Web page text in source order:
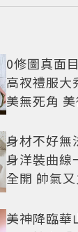
0修圖真面
高衩禮服大
美無死角
身材不好無
身洋裝曲線
全開 帥氣
美神降臨華